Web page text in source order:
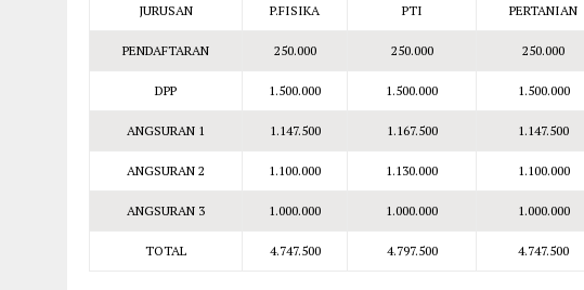
JURUSAN P.FISIKA PTI PERTANIAN
PENDAFTARAN 250.000 250.000 250.000
DPP 1.500.000 1.500.000 1.500.000
ANGSURAN 1 1.147.500 1.167.500 1.147.500
ANGSURAN 2 1.100.000 1.130.000 1.100.000
ANGSURAN 3 1.000.000 1.000.000 1.000.000
TOTAL 4.747.500 4.797.500 4.747.500